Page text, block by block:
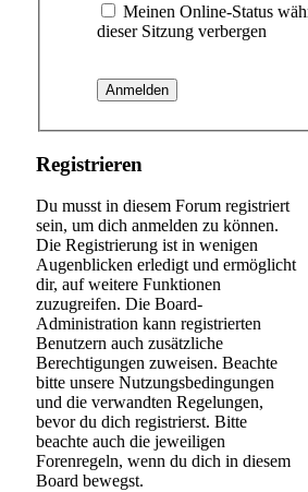
Meinen Online-Status
dieser Sitzung verbergen
Registrieren
Du musst in diesem Forum registriert
sein, um dich anmelden zu können.
Die Registrierung ist in wenigen
Augenblicken erledigt und ermöglicht
dir, auf weitere Funktionen
zuzugreifen. Die Board-
Administration kann registrierten
Benutzern auch zusätzliche
Berechtigungen zuweisen. Beachte
bitte unsere Nutzungsbedingungen
und die verwandten Regelungen,
bevor du dich registrierst. Bitte
beachte auch die jeweiligen
Forenregeln, wenn du dich in diesem
Board bewegst.